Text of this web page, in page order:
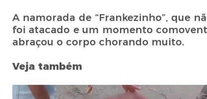
A namorada de “Frankezinho”, que
foi atacado e um momento
abraçou o corpo chorando muito.
Veja também